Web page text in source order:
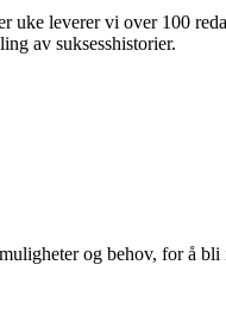
leverer vi over 100
av suksesshistorier.
og behov, for å bli